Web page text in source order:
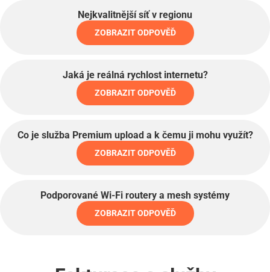
Nejkvalitnější síť v regionu
ZOBRAZIT ODPOVĚĎ
Jaká je reálná rychlost internetu?
ZOBRAZIT ODPOVĚĎ
Co je služba Premium upload a k čemu ji mohu využít?
ZOBRAZIT ODPOVĚĎ
Podporované Wi-Fi routery a mesh systémy
ZOBRAZIT ODPOVĚĎ